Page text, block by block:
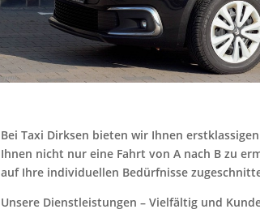
Bei Taxi Dirksen bieten wir Ihnen
Ihnen nicht nur eine Fahrt von A nach B zu
auf Ihre individuellen Bedürfnisse
Unsere Dienstleistungen – Vielfältig und